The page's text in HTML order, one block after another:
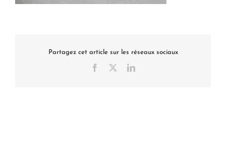
Partagez cet article sur les réseaux sociaux
Facebook LinkedIn